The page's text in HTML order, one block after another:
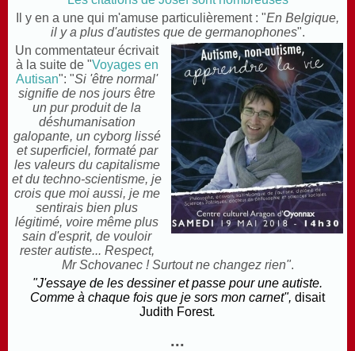
Il y en a une qui m'amuse particulièrement : "En Belgique,
il y a plus d'autistes que de germanophones".
Un commentateur écrivait
à la suite de "Voyages en
Autisan": "Si 'être normal'
signifie de nos jours être
un pur produit de la
déshumanisation
galopante, un cyborg lissé
et superficiel, formaté par
les valeurs du capitalisme
et du techno-scientisme, je
crois que moi aussi, je me
sentirais bien plus
légitimé, voire même plus
sain d'esprit, de vouloir
rester autiste... Respect,
Mr Schovanec ! Surtout ne changez rien".
"J'essaye de les dessiner et passe pour une autiste.
Comme à chaque fois que je sors mon carnet", disait
Judith Forest.
...